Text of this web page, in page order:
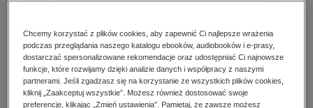
darmowe wydania
edukacja
hobby, sport, rozrywka
komputery, internet, technologie, informatyka
High-contrast mode
Polecane
Chcemy korzystać z plików cookies, aby zapewnić Ci najlepsze wrażenia
podczas przeglądania naszego katalogu ebooków, audiobooków i e-prasy,
dostarczać spersonalizowane rekomendacje oraz udostępniać Ci najnowsze
funkcje, które rozwijamy dzięki analizie danych i współpracy z naszymi
partnerami. Jeśli zgadzasz się na korzystanie ze wszystkich plików cookies,
kliknij „Zaakceptuj wszystkie”. Możesz również dostosować swoje
preferencje, klikając „Zmień ustawienia”. Pamiętaj, że zawsze możesz